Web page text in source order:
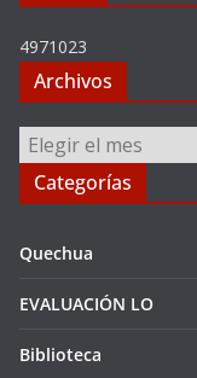
4971023
Archivos
Archivos
Categorías
Quechua
EVALUACIÓN LO
Biblioteca